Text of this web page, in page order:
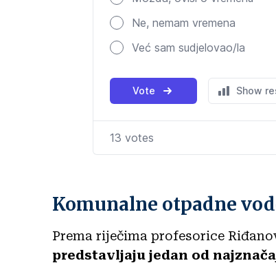
Komunalne otpadne
Prema riječima profesorice
predstavljaju jedan od